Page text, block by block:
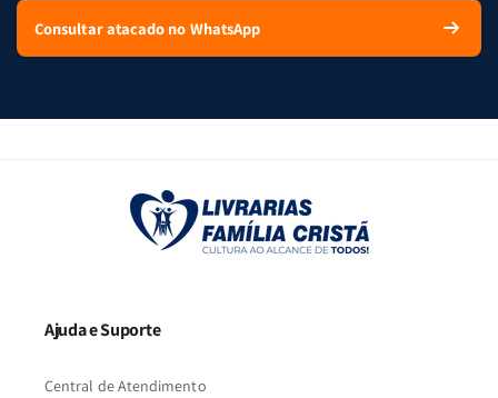
Consultar atacado no WhatsApp
Ajuda e Suporte
Central de Atendimento